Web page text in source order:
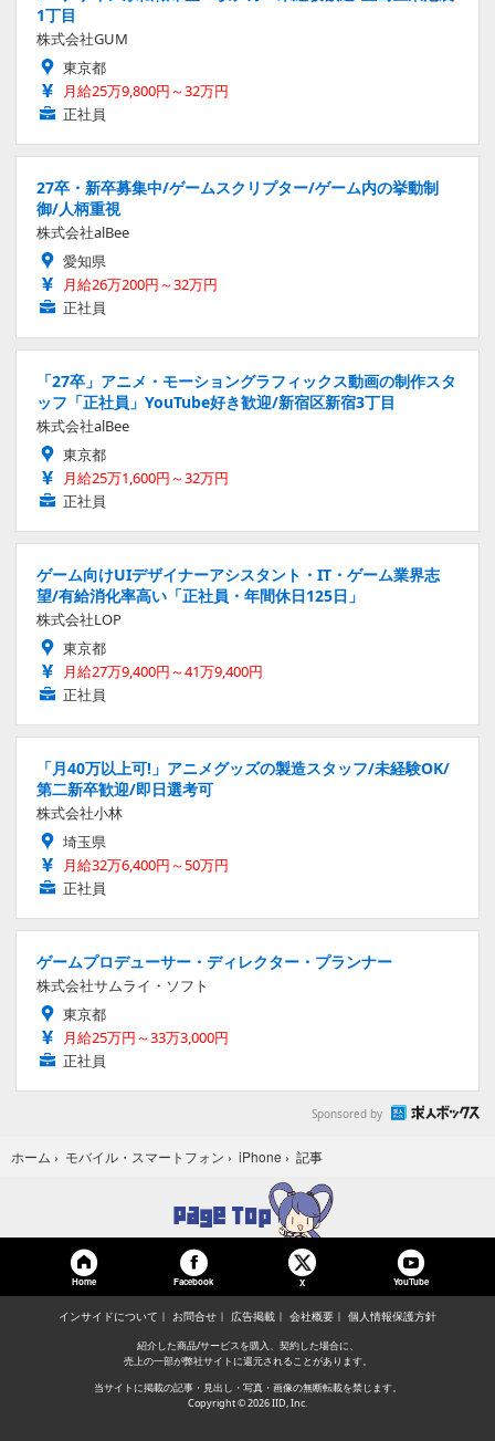
1丁目
株式会社GUM
東京都
月給25万9,800円～32万円
正社員
27卒・新卒募集中/ゲームスクリプター/ゲーム内の挙動制
御/人柄重視
株式会社alBee
愛知県
月給26万200円～32万円
正社員
「27卒」アニメ・モーショングラフィックス動画の制作スタ
ッフ「正社員」YouTube好き歓迎/新宿区新宿3丁目
株式会社alBee
東京都
月給25万1,600円～32万円
正社員
ゲーム向けUIデザイナーアシスタント・IT・ゲーム業界志
望/有給消化率高い「正社員・年間休日125日」
株式会社LOP
東京都
月給27万9,400円～41万9,400円
正社員
「月40万以上可!」アニメグッズの製造スタッフ/未経験OK/
第二新卒歓迎/即日選考可
株式会社小林
埼玉県
月給32万6,400円～50万円
正社員
ゲームプロデューサー・ディレクター・プランナー
株式会社サムライ・ソフト
東京都
月給25万円～33万3,000円
正社員
Sponsored by
ホーム › モバイル・スマートフォン › iPhone › 記事
Home Facebook X YouTube
インサイドについて お問合せ 広告掲載 会社概要 個人情報保護方針
紹介した商品/サービスを購入、契約した場合に、
売上の一部が弊社サイトに還元されることがあります。
当サイトに掲載の記事・見出し・写真・画像の無断転載を禁じます。
Copyright © 2026 IID, Inc.